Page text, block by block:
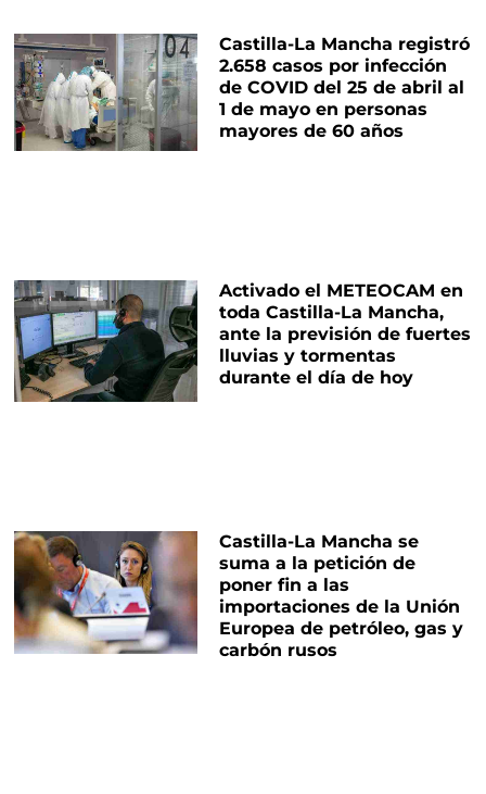
Castilla-La Mancha registró
2.658 casos por infección
de COVID del 25 de abril al
1 de mayo en personas
mayores de 60 años
Activado el METEOCAM en
toda Castilla-La Mancha,
ante la previsión de fuertes
lluvias y tormentas
durante el día de hoy
Castilla-La Mancha se
suma a la petición de
poner fin a las
importaciones de la Unión
Europea de petróleo, gas y
carbón rusos